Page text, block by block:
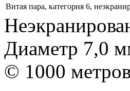
Витая пара, категория 6,
Диаметр 7,0
© 1000